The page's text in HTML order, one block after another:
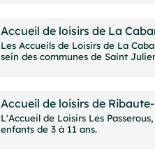
Accueil de loisirs de La
Les Accueils de Loisirs de La
sein des communes de Saint
Accueil de loisirs de
L'Accueil de Loisirs Les
enfants de 3 à 11 ans.